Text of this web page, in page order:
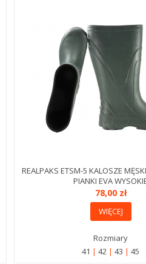
REALPAKS ETSM-5 KALOSZE
PIANKI EVA
78,00 zł
WIĘCEJ
Rozmiary
41
42 43 45